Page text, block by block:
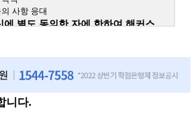
사항 응대
에 별도 동의한 자에 한하여 해커스
롯한 해커스 교육그룹의 새로운 서
인강, 해커스프랩, 해커스톡, 해커스중국
방, 해커스공인중개사, 해커스주택관리
니다.